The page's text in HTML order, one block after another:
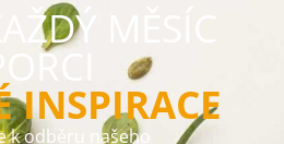
MĚSÍC
PORCI
INSPIRACE
k odběru našeho